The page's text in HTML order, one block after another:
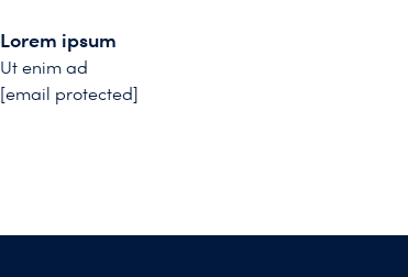
Lorem ipsum
Ut enim ad
[email protected]